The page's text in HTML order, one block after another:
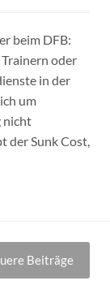
beim DFB:
oder
in der
um
nicht
der Sunk Cost,
Beiträge